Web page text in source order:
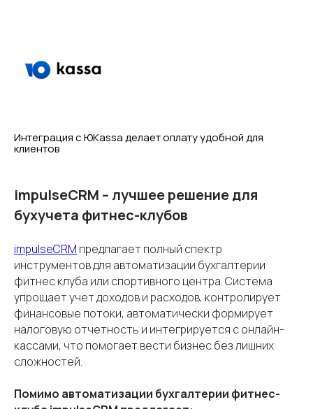
Интеграция с ЮKassa делает оплату удобной для
клиентов
impulseCRM – лучшее решение для
бухучета фитнес-клубов
impulseCRM предлагает полный спектр
инструментов для автоматизации бухгалтерии
фитнес клуба или спортивного центра. Система
упрощает учет доходов и расходов, контролирует
финансовые потоки, автоматически формирует
налоговую отчетность и интегрируется с онлайн-
кассами, что помогает вести бизнес без лишних
сложностей.
Помимо автоматизации бухгалтерии фитнес-